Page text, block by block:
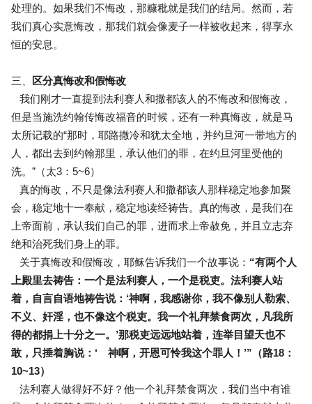
处理的。如果我们不悔改，那糠秕就是我们的结局。然而，若
我们真心实意悔改，那我们就会像麦子一样被收起来，得享永
恒的安息。
三、
区分真悔改和假悔改
我们刚才一直提到法利赛人和撒都该人的不悔改和假悔改，
但是当施洗约翰传悔改福音的时候，还有一种真悔改，就是马
太所记载的“那时，耶路撒冷和犹太全地，并约旦河一带地方的
人，都出去到约翰那里，承认他们的罪，在约旦河里受他的
洗。”（太3：5~6）
真的悔改，不只是像法利赛人和撒都该人那样稳定地参加聚
会，稳定地十一奉献，稳定地读经祷告。真的悔改，是我们在
上帝面前，承认我们自己的罪，进而求上帝赦免，并且立志弃
绝和治死我们身上的罪。
关于真悔改和假悔改，耶稣告诉我们一个故事说： “有两个人
上殿里去祷告：一个是法利赛人，一个是税吏。法利赛人站
着，自言自语地祷告说：‘神啊，我感谢你，我不像别人勒索、
不义、奸淫，也不像这个税吏。我一个礼拜禁食两次，凡我所
得的都捐上十分之一。’那税吏远远地站着，连举目望天也不
敢，只捶着胸说：‘ 神啊，开恩可怜我这个罪人！’”（路18：
10~13）
法利赛人做得好不好？他一个礼拜禁食两次，我们当中有谁